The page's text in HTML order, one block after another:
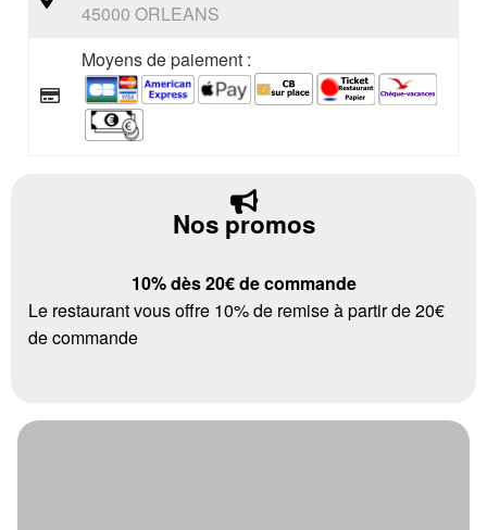
45000 ORLEANS
Moyens de paiement :
Nos promos
10% dès 20€ de commande
Le restaurant vous offre 10% de remise à partir de 20€
de commande